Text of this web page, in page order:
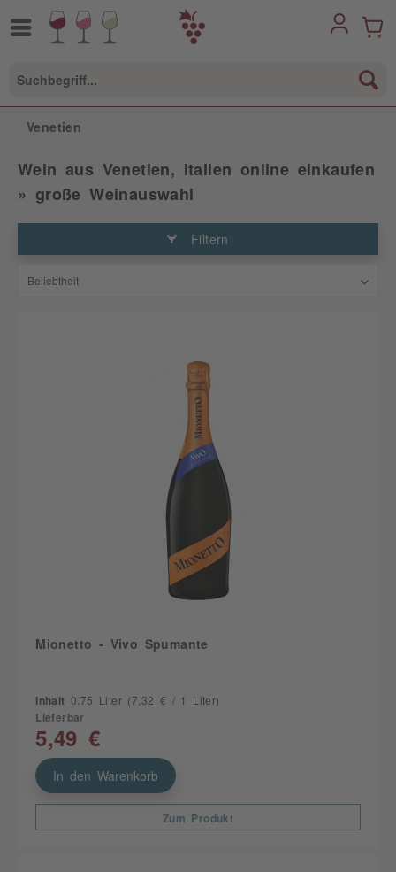
Venetien
Wein aus Venetien, Italien online einkaufen
» große Weinauswahl
Filtern
Mionetto - Vivo Spumante
Inhalt 0.75 Liter (7,32 € / 1 Liter)
Lieferbar
5,49 €
In den Warenkorb
Zum Produkt